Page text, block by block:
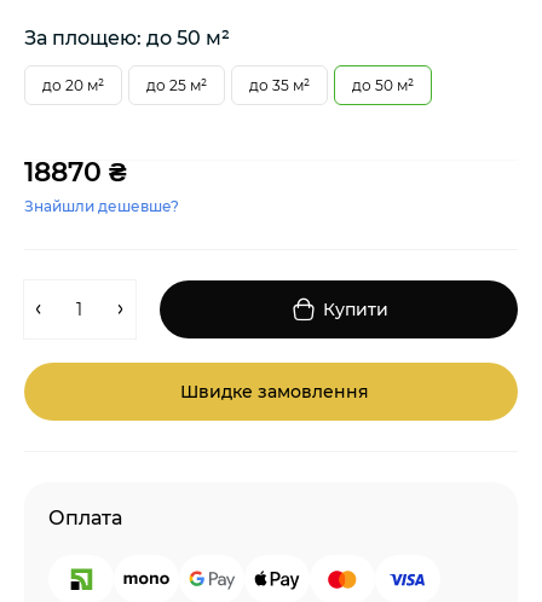
За площею: до 50 м²
до 20 м² до 25 м² до 35 м² до 50 м²
18870 ₴
Знайшли дешевше?
Купити
Швидке замовлення
Оплата